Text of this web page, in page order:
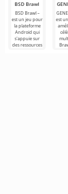
BSD Brawl
BSD Brawl –
est un jeu pour
la plateforme
Android qui
s'appuie sur
des ressources
est